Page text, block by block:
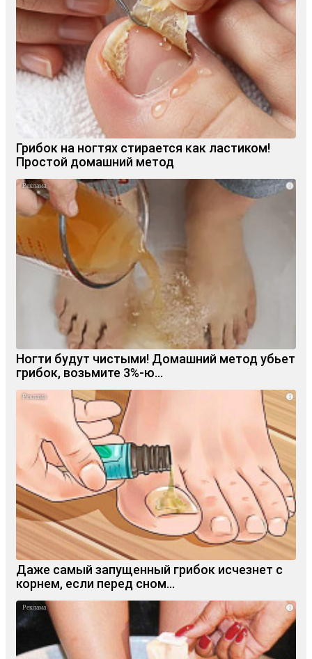
Грибок на ногтях стирается как ластиком!
Простой домашний метод
i
Ногти будут чистыми! Домашний метод убьет
грибок, возьмите 3%-ю…
i
Даже самый запущенный грибок исчезнет с
корнем, если перед сном…
i